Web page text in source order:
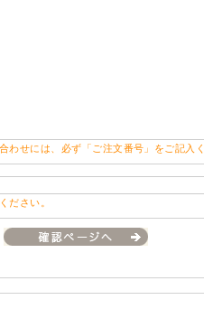
わせには、必ず「ご注文番号」をご記入
ださい。